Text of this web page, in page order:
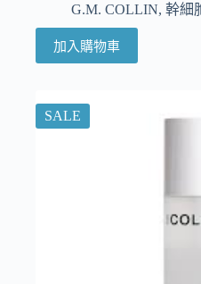
G.M. COLLIN, 幹細
加入購物車
SALE